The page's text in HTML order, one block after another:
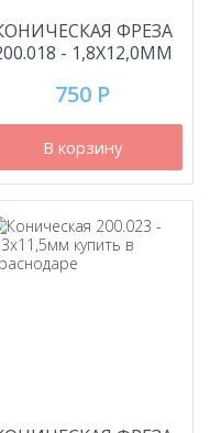
ФРЕЗА
- 1,8Х12,0ММ
750 Р
В корзину